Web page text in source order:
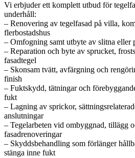
Vi erbjuder ett komplett utbud för
underhåll:
– Renovering av tegelfasad på villa,
flerbostadshus
– Omfogning samt utbyte av slitna eller
– Reparation och byte av sprucket,
fasadtegel
– Skonsam tvätt, avfärgning och
finish
– Fuktskydd, tätningar och
fukt
– Lagning av sprickor,
anslutningar
– Tegelarbeten vid ombyggnad, tillägg
fasadrenoveringar
– Skyddsbehandling som förlänger
stänga inne fukt